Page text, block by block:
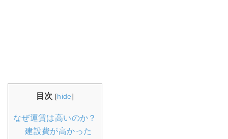
目次 [hide]
なぜ運賃は高いのか？
建設費が高かった